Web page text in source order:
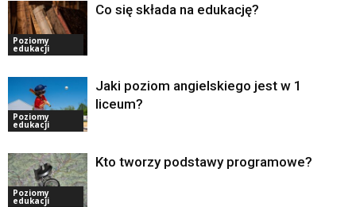
Poziomy
edukacji
Co się składa na edukację?
Poziomy
edukacji
Jaki poziom angielskiego jest w 1
liceum?
Poziomy
edukacji
Kto tworzy podstawy programowe?